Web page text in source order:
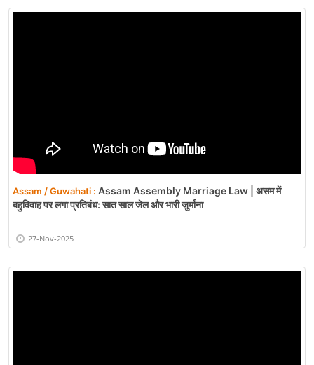
Assam / Guwahati : Assam Assembly Marriage Law | असम में
बहुविवाह पर लगा प्रतिबंध: सात साल जेल और भारी जुर्माना
27-Nov-2025